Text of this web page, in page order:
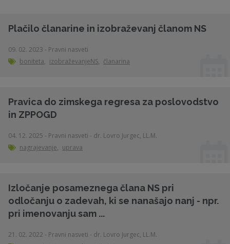
Plačilo članarine in izobraževanj članom NS
09. 02. 2023 - Pravni nasveti
boniteta, izobraževanjeNS, članarina
Pravica do zimskega regresa za poslovodstvo
in ZPPOGD
04. 12. 2025 - Pravni nasveti - dr. Lovro Jurgec, LL.M.
nagrajevanje, uprava
Izločanje posameznega člana NS pri
odločanju o zadevah, ki se nanašajo nanj - npr.
pri imenovanju sam ...
21. 02. 2022 - Pravni nasveti - dr. Lovro Jurgec, LL.M.